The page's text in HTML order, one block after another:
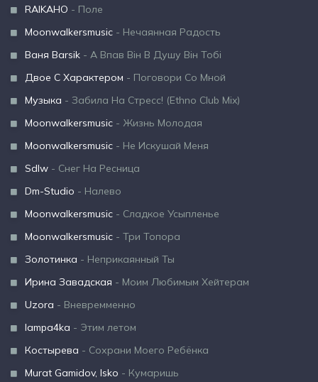
RAIKAHO - Поле
Moonwalkersmusic - Нечаянная Радость
Ваня Barsik - А Впав Він В Душу Він Тобі
Двое С Характером - Поговори Со Мной
Музыка - Забила На Стресс! (Ethno Club Mix)
Moonwalkersmusic - Жизнь Молодая
Moonwalkersmusic - Не Искушай Меня
Sdlw - Снег На Ресница
Dm-Studio - Налево
Moonwalkersmusic - Сладкое Усыпленье
Moonwalkersmusic - Три Топора
Золотинка - Неприкаянный Ты
Ирина Завадская - Моим Любимым Хейтерам
Uzora - Вневремменно
lampa4ka - Этим летом
Костырева - Сохрани Моего Ребёнка
Murat Gamidov, Isko - Кумаришь